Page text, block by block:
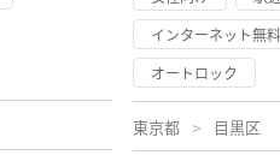
インターネット無料
オートロック
東京都 目黒区